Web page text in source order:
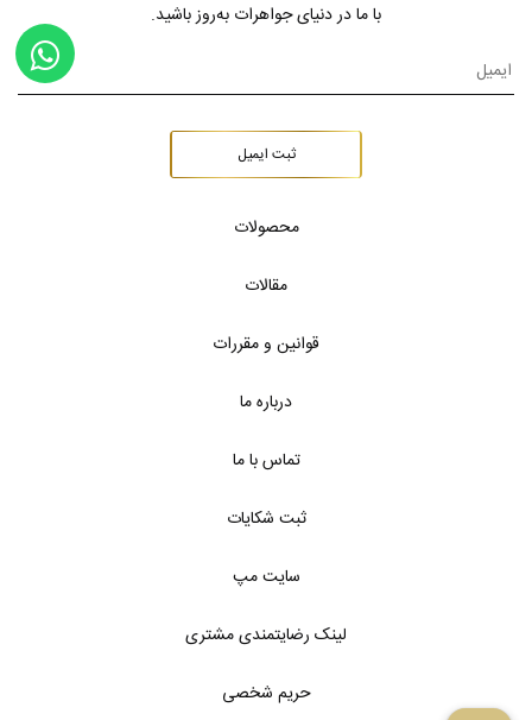
با ما در دنیای جواهرات به‌روز باشید.
ثبت ایمیل
محصولات
مقالات
قوانین و مقررات
درباره ما
تماس با ما
ثبت شکایات
سایت مپ
لینک رضایتمندی مشتری
حریم شخصی